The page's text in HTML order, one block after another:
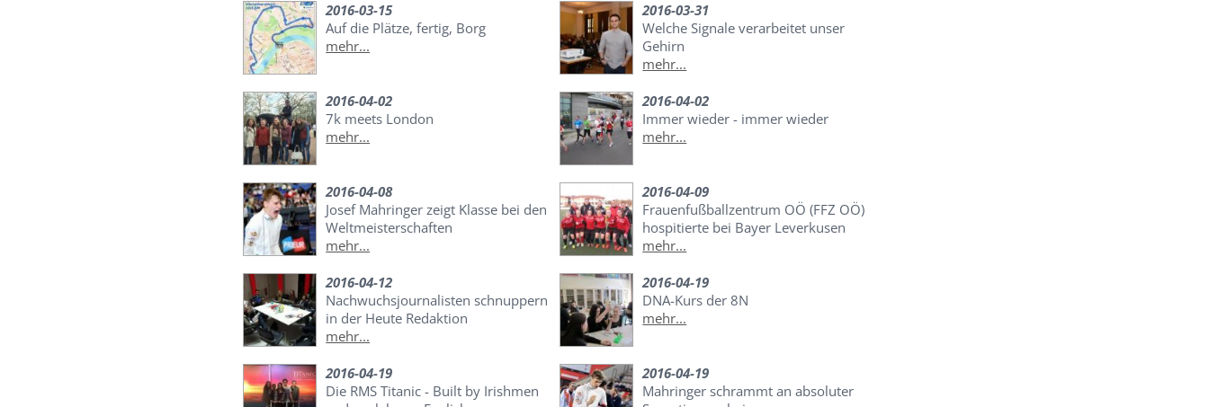
2016-03-15
Auf die Plätze, fertig, Borg
mehr...
2016-03-31
Welche Signale verarbeitet unser
Gehirn
mehr...
2016-04-02
7k meets London
mehr...
2016-04-02
Immer wieder - immer wieder
mehr...
2016-04-08
Josef Mahringer zeigt Klasse bei den
Weltmeisterschaften
mehr...
2016-04-09
Frauenfußballzentrum OÖ (FFZ OÖ)
hospitierte bei Bayer Leverkusen
mehr...
2016-04-12
Nachwuchsjournalisten schnuppern
in der Heute Redaktion
mehr...
2016-04-19
DNA-Kurs der 8N
mehr...
2016-04-19
Die RMS Titanic - Built by Irishmen
2016-04-19
Mahringer schrammt an absoluter